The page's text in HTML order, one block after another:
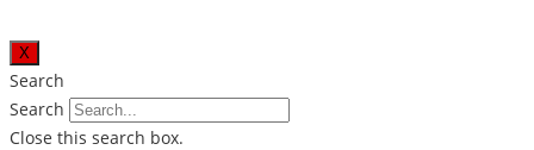
X
Search
Search
Close this search box.